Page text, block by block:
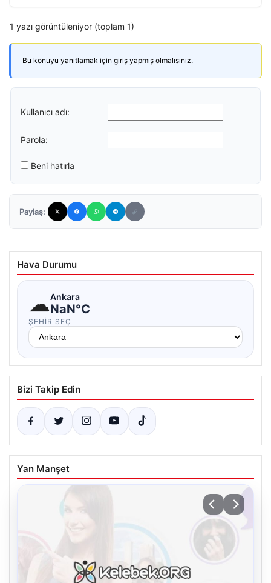
1 yazı görüntüleniyor (toplam 1)
Bu konuyu yanıtlamak için giriş yapmış olmalısınız.
Kullanıcı adı:
Parola:
Beni hatırla
Paylaş:
Hava Durumu
☁Ankara
NaN°C
ŞEHIR SEÇ
Bizi Takip Edin
Yan Manşet